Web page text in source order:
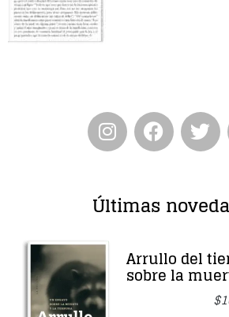
Últimas
Arrullo del
sobre la
$